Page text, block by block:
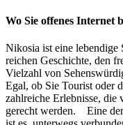
Wo Sie offenes Internet
Nikosia ist eine lebendige
reichen Geschichte, den
Vielzahl von
Egal, ob Sie Tourist oder
zahlreiche Erlebnisse, die
gerecht werden. Eine